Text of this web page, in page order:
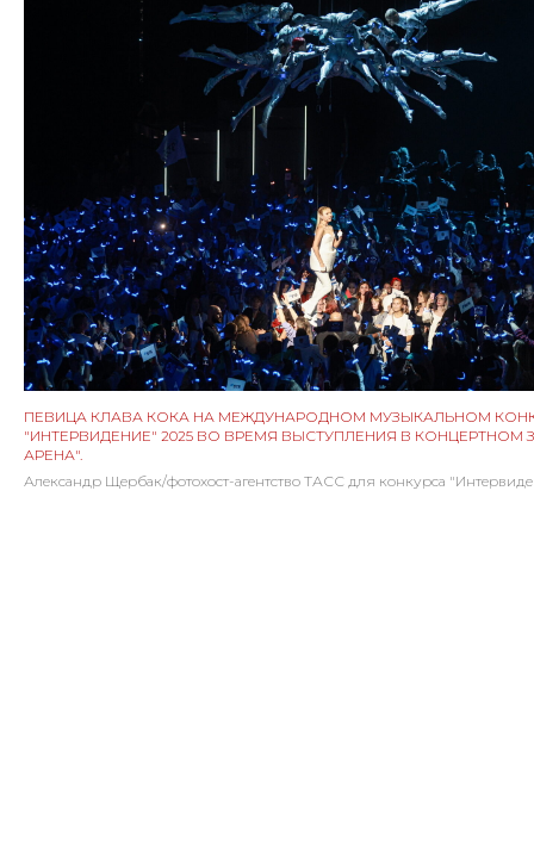
ПЕВИЦА КЛАВА КОКА НА МЕЖДУНАРОДНОМ МУЗЫКАЛЬНОМ
"ИНТЕРВИДЕНИЕ" 2025 ВО ВРЕМЯ ВЫСТУПЛЕНИЯ В КОНЦЕРТНОМ
АРЕНА".
Александр Щербак/фотохост-агентство ТАСС для конкурса